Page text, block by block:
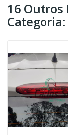
16 Outros
Categoria: